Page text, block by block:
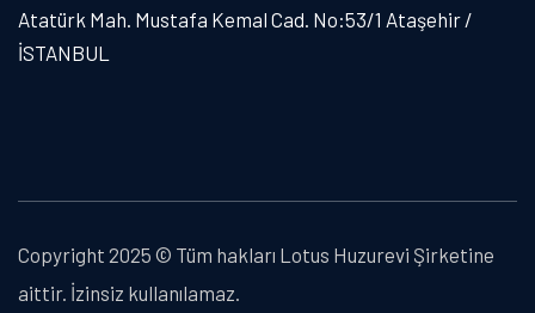
Atatürk Mah. Mustafa Kemal Cad. No:53/1 Ataşehir /
İSTANBUL
Copyright 2025 © Tüm hakları Lotus Huzurevi Şirketine
aittir. İzinsiz kullanılamaz.